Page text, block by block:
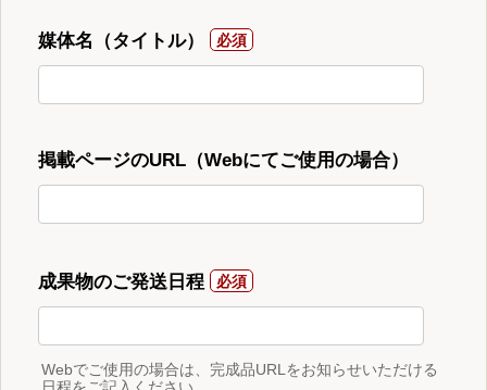
媒体名（タイトル）
掲載ページのURL（Webにてご使用の場合）
成果物のご発送日程
Webでご使用の場合は、完成品URLをお知らせいただける